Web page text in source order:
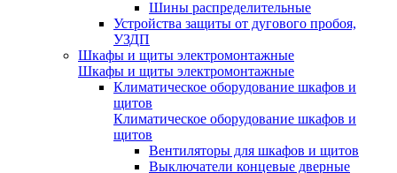
Шины распределительные
Устройства защиты от дугового пробоя,
УЗДП
Шкафы и щиты электромонтажные
Шкафы и щиты электромонтажные
Климатическое оборудование шкафов и
щитов
Климатическое оборудование шкафов и
щитов
Вентиляторы для шкафов и щитов
Выключатели концевые дверные